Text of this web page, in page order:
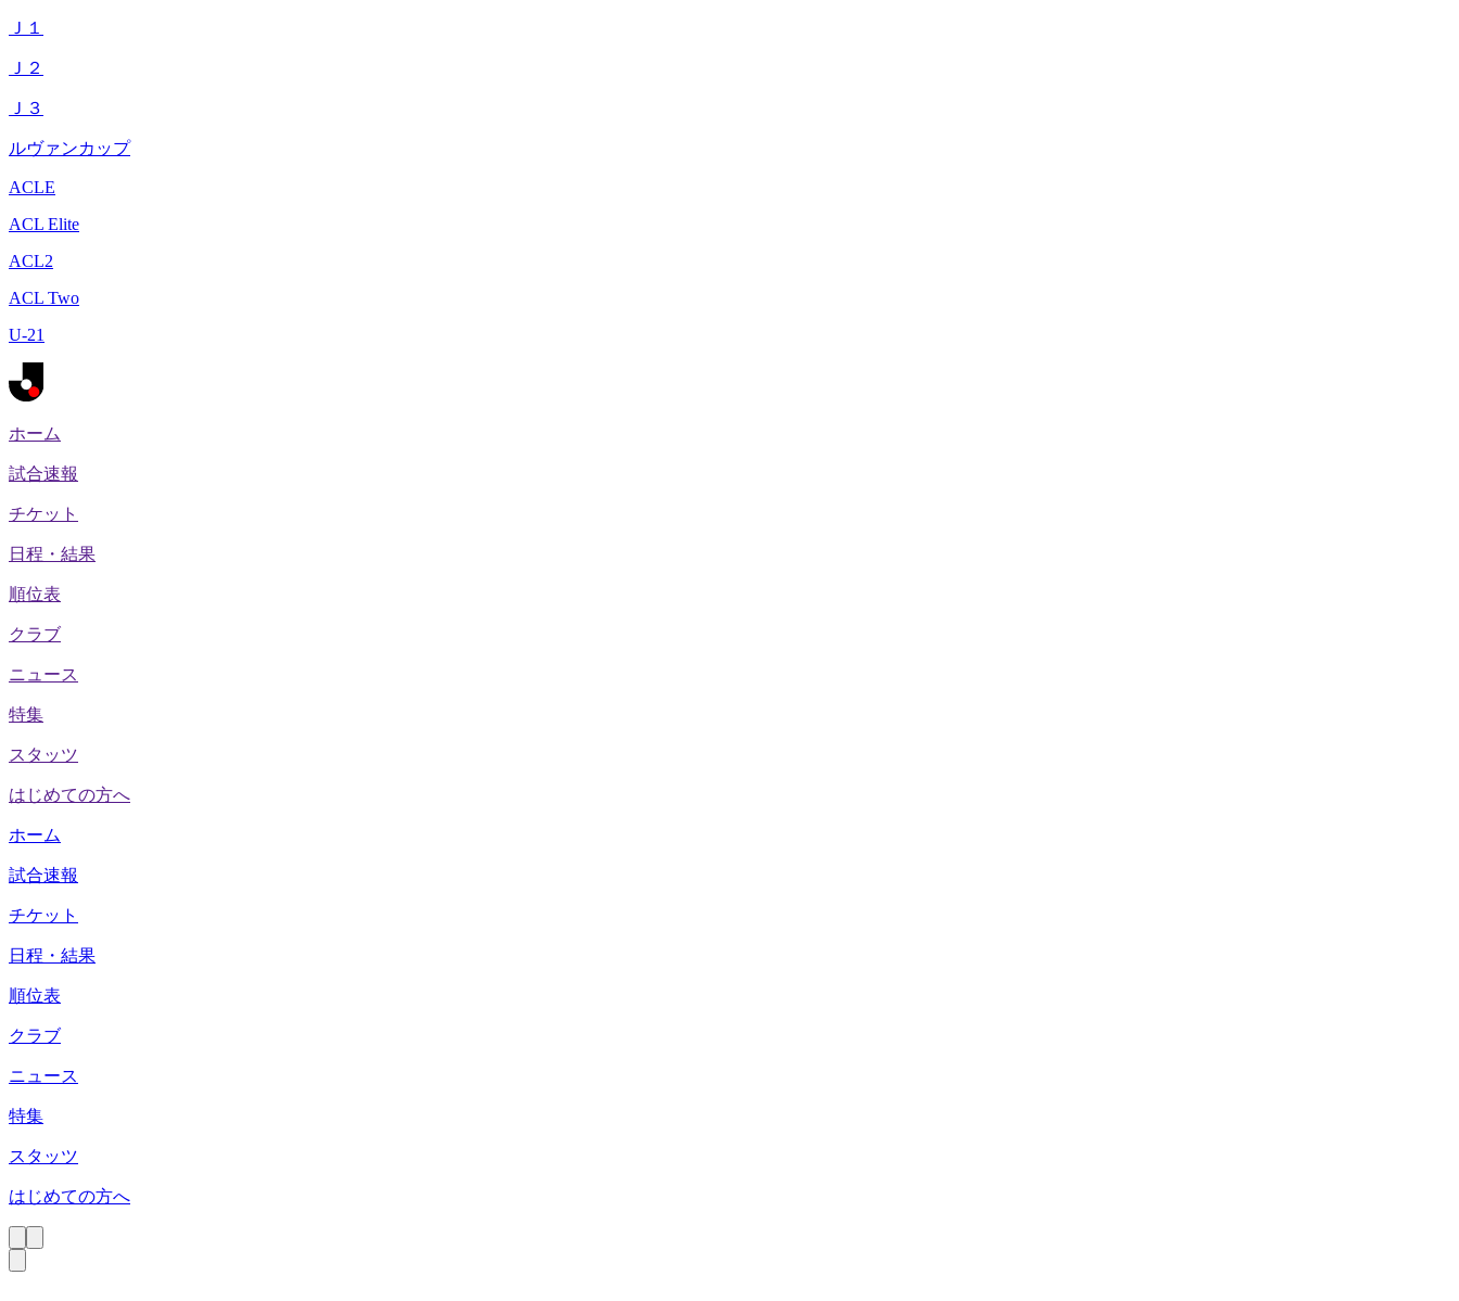
Ｊ１
Ｊ２
Ｊ３
ルヴァンカップ
ACLE
ACL Elite
ACL2
ACL Two
U-21
ホーム
試合速報
チケット
日程・結果
順位表
クラブ
ニュース
特集
スタッツ
はじめての方へ
ホーム
試合速報
チケット
日程・結果
順位表
クラブ
ニュース
特集
スタッツ
はじめての方へ